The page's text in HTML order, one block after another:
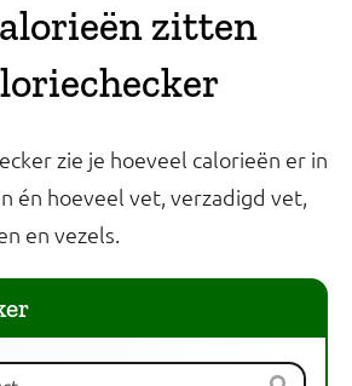
zitten
zie je hoeveel calorieën er in
én hoeveel vet, verzadigd vet,
en vezels.